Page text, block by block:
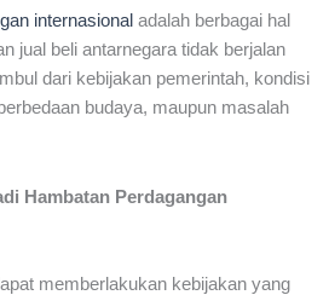
internasional adalah berbagai hal
jual beli antarnegara tidak berjalan
dari kebijakan pemerintah, kondisi
budaya, maupun masalah
Hambatan Perdagangan
memberlakukan kebijakan yang